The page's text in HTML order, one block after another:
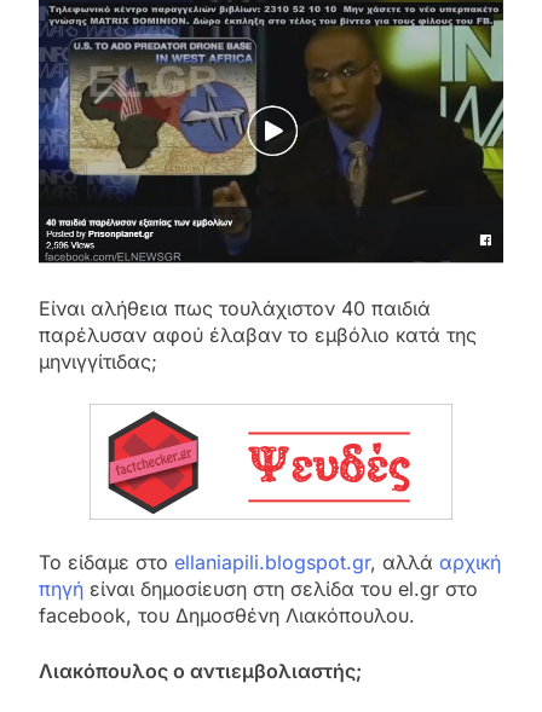
Είναι αλήθεια πως τουλάχιστον 40 παιδιά
παρέλυσαν αφού έλαβαν το εμβόλιο κατά της
μηνιγγίτιδας;
Το είδαμε στο ellaniapili.blogspot.gr, αλλά αρχική
πηγή είναι δημοσίευση στη σελίδα του el.gr στο
facebook, του Δημοσθένη Λιακόπουλου.
Λιακόπουλος ο αντιεμβολιαστής;